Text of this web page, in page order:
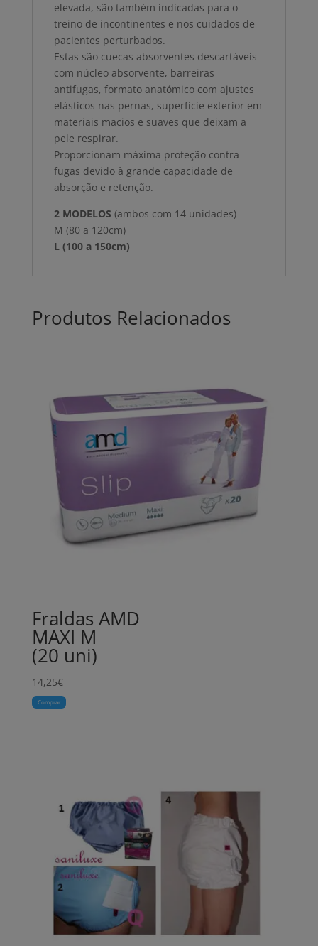
elevada, são também indicadas para o
treino de incontinentes e nos cuidados de
pacientes perturbados.
Estas são cuecas absorventes descartáveis
com núcleo absorvente, barreiras
antifugas, formato anatómico com ajustes
elásticos nas pernas, superfície exterior em
materiais macios e suaves que deixam a
pele respirar.
Proporcionam máxima proteção contra
fugas devido à grande capacidade de
absorção e retenção.
2 MODELOS (ambos com 14 unidades)
M (80 a 120cm)
L (100 a 150cm)
Produtos Relacionados
Fraldas AMD
MAXI M
(20 uni)
14,25€
Comprar